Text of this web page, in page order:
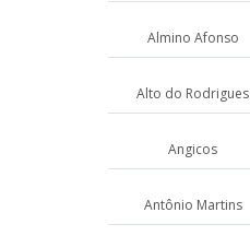
Almino Afonso
Alto do Rodrigues
Angicos
Antônio Martins